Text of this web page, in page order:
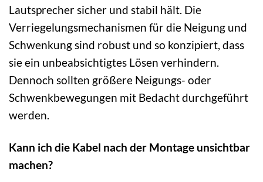
Lautsprecher sicher und stabil hält. Die
Verriegelungsmechanismen für die Neigung und
Schwenkung sind robust und so konzipiert, dass
sie ein unbeabsichtigtes Lösen verhindern.
Dennoch sollten größere Neigungs- oder
Schwenkbewegungen mit Bedacht durchgeführt
werden.
Kann ich die Kabel nach der Montage unsichtbar
machen?